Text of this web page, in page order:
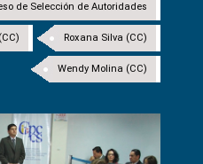
de Selección de Autoridades
Roxana Silva (CC)
Wendy Molina (CC)